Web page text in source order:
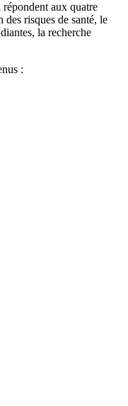
aux quatre
des risques de santé, le
la recherche
: